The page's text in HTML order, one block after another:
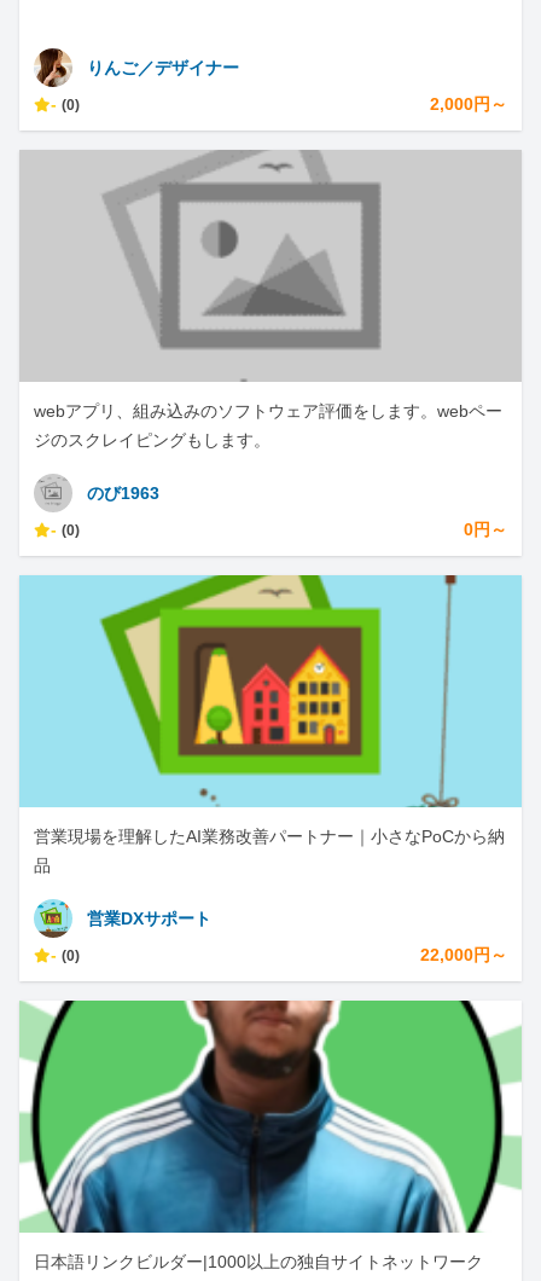
りんご／デザイナー
- (0) 2,000円～
webアプリ、組み込みのソフトウェア評価をします。webペー
ジのスクレイピングもします。
のび1963
- (0) 0円～
営業現場を理解したAI業務改善パートナー｜小さなPoCから納
品
営業DXサポート
- (0) 22,000円～
日本語リンクビルダー|1000以上の独自サイトネットワーク